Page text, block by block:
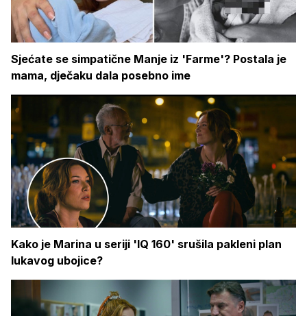
Sjećate se simpatične Manje iz 'Farme'? Postala je
mama, dječaku dala posebno ime
Kako je Marina u seriji 'IQ 160' srušila pakleni plan
lukavog ubojice?